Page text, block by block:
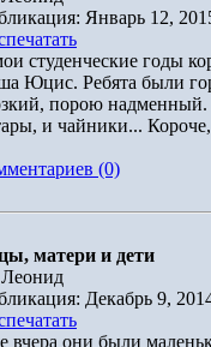
Январь 12,
студенческие годы
Юцис. Ребята были
порою
и чайники...
(0)
матери и дети
Декабрь 9,
вчера они были